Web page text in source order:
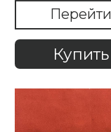
Перейти
Купить